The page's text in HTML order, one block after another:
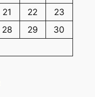
21 22
23
28 29
30